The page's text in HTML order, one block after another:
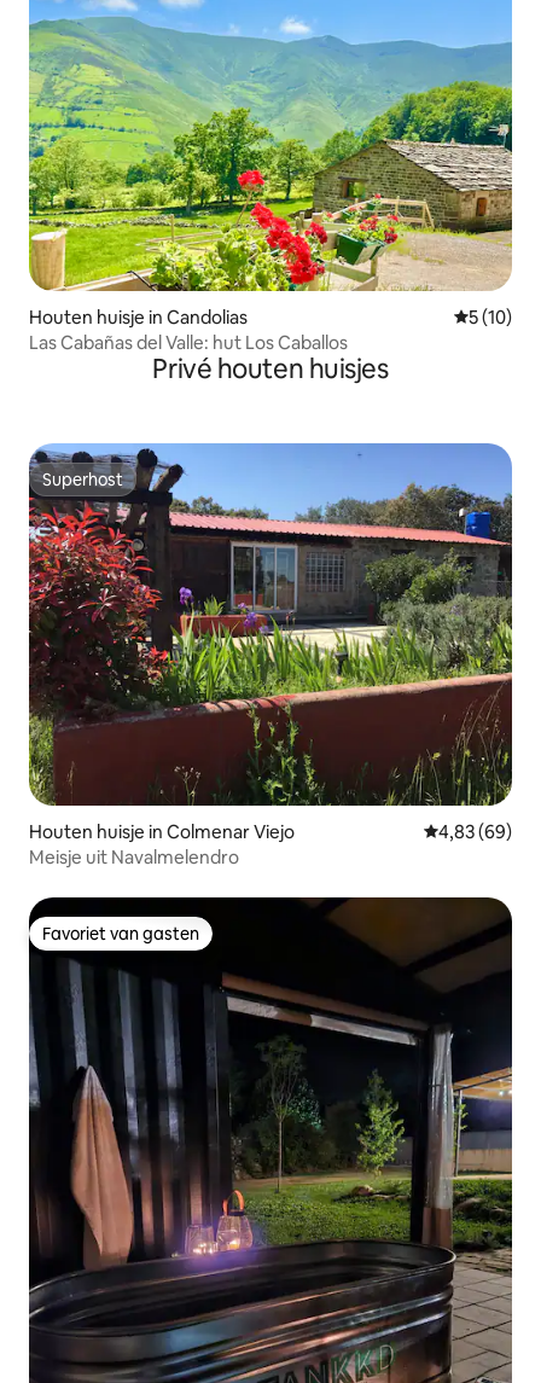
Houten huisje in Candolias
5 (10)
Las Cabañas del Valle: hut Los Caballos
Privé houten huisjes
Superhost
Superhost
Houten huisje in Colmenar Viejo Gemiddelde
4,83 (69)
Meisje uit Navalmelendro
Favoriet van gasten
Favoriet van gasten